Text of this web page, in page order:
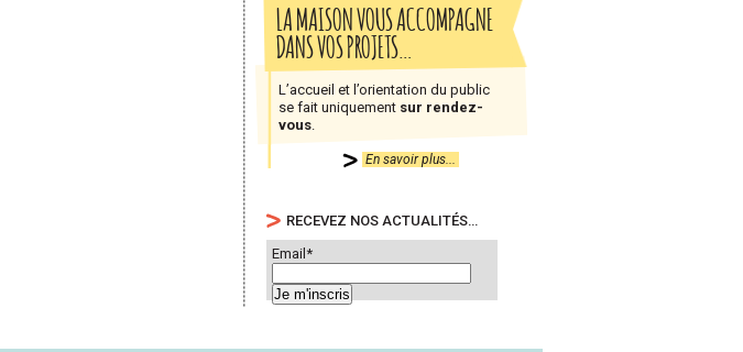
LA MAISON VOUS ACCOMPAGNE
DANS VOS PROJETS…
L’accueil et l’orientation du public
se fait uniquement sur rendez-
vous
En savoir plus...
RECEVEZ NOS ACTUALITÉS…
Email*